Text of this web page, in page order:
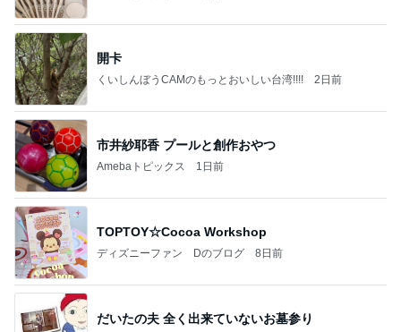
開卡
くいしんぼうCAMのもっとおいしい台湾!!!! 2日前
市井紗耶香 プールと創作おやつ
Amebaトピックス 1日前
TOPTOY☆Cocoa Workshop
ディズニーファン Dのブログ 8日前
だいたの夫 全く出来ていないお墓参り